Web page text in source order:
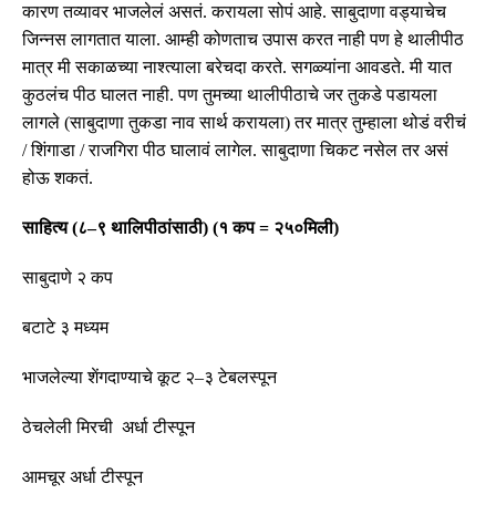
कारण तव्यावर भाजलेलं असतं.करायला सोपं आहे.साबुदाणा वड्याचेच
जिन्नस लागतात याला. आम्ही कोणताच उपास करत नाही पण हे थालीपीठ
मात्र मी सकाळच्या नाश्त्याला बरेचदाकरते.सगळ्यांना आवडते.मी यात
कुठलंच पीठ घालत नाही.पण तुमच्या थालीपीठाचे जर तुकडे पडायला
लागले (साबुदाणा तुकडा नाव सार्थ करायला)तर मात्र तुम्हाला थोडं वरीचं
/शिंगाडा /राजगिरा पीठ घालावं लागेल.साबुदाणा चिकट नसेल तर असं
होऊ शकतं.
साहित्य(८–९ थालिपीठांसाठी) (१ कप= २५०मिली)
साबुदाणे २ कप
बटाटे ३ मध्यम
भाजलेल्या शेंगदाण्याचे कूट २–३ टेबलस्पून
ठेचलेली मिरची अर्धाटीस्पून
आमचूर अर्धाटीस्पून